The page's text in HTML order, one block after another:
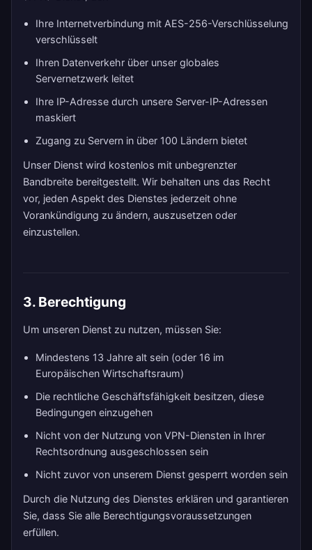
Ihre Internetverbindung mit AES-256-Verschlüsselung
verschlüsselt
Ihren Datenverkehr über unser globales
Servernetzwerk leitet
Ihre IP-Adresse durch unsere Server-IP-Adressen
maskiert
Zugang zu Servern in über 100 Ländern bietet
Unser Dienst wird kostenlos mit unbegrenzter
Bandbreite bereitgestellt. Wir behalten uns das Recht
vor, jeden Aspekt des Dienstes jederzeit ohne
Vorankündigung zu ändern, auszusetzen oder
einzustellen.
3. Berechtigung
Um unseren Dienst zu nutzen, müssen Sie:
Mindestens 13 Jahre alt sein (oder 16 im
Europäischen Wirtschaftsraum)
Die rechtliche Geschäftsfähigkeit besitzen, diese
Bedingungen einzugehen
Nicht von der Nutzung von VPN-Diensten in Ihrer
Rechtsordnung ausgeschlossen sein
Nicht zuvor von unserem Dienst gesperrt worden sein
Durch die Nutzung des Dienstes erklären und garantieren
Sie, dass Sie alle Berechtigungsvoraussetzungen
erfüllen.